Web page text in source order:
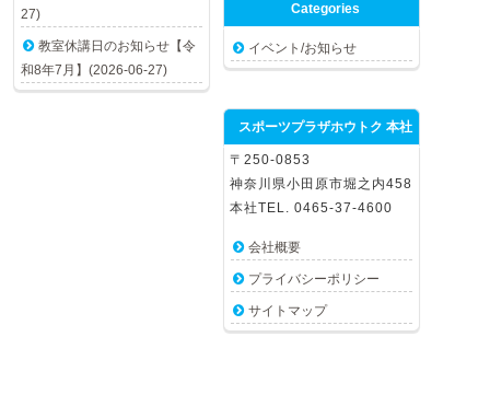
27)
教室休講日のお知らせ【令
和8年7月】(2026-06-27)
Categories
イベント/お知らせ
スポーツプラザホウトク 本社
〒250-0853
神奈川県小田原市堀之内458
本社TEL. 0465-37-4600
会社概要
プライバシーポリシー
サイトマップ